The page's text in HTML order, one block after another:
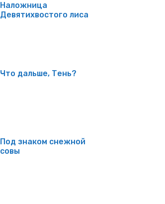
Наложница
Девятихвостого лиса
Что дальше, Тень?
Под знаком снежной
совы